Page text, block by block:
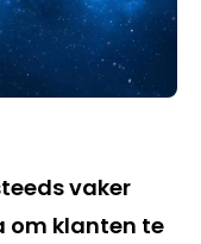
vaker
om klanten te